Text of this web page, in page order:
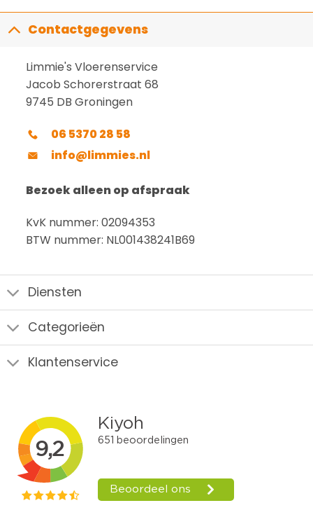
Contactgegevens
Limmie's Vloerenservice
Jacob Schorerstraat 68
9745 DB Groningen
06 5370 28 58
info@limmies.nl
Bezoek alleen op afspraak
KvK nummer: 02094353
BTW nummer: NL001438241B69
Diensten
Categorieën
Klantenservice